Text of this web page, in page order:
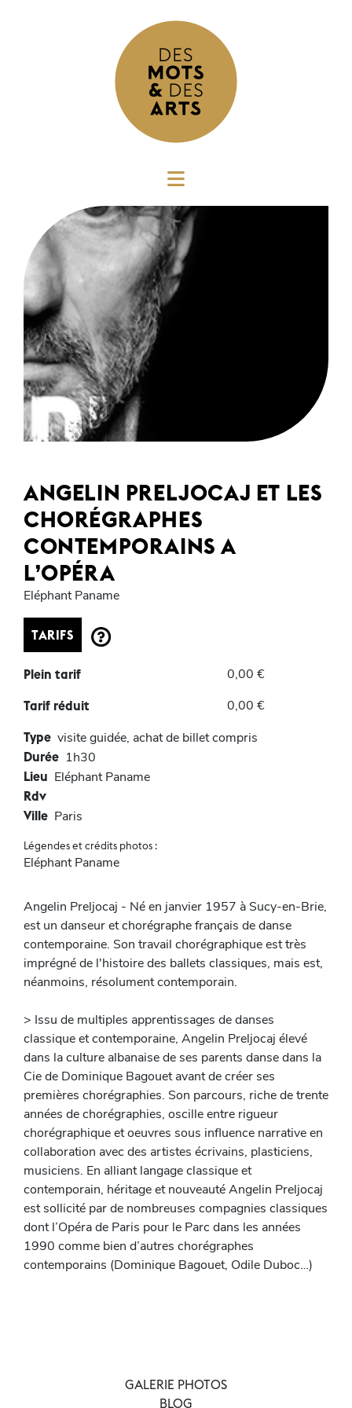
ANGELIN PRELJOCAJ ET LES
CHORÉGRAPHES
CONTEMPORAINS A
L’OPÉRA
Eléphant Paname
TARIFS
Plein tarif 0,00 €
Tarif réduit 0,00 €
Type visite guidée, achat de billet compris
Durée 1h30
Lieu Eléphant Paname
Rdv
Ville Paris
Légendes et crédits photos :
Eléphant Paname
Angelin Preljocaj - Né en janvier 1957 à Sucy-en-Brie,
est un danseur et chorégraphe français de danse
contemporaine. Son travail chorégraphique est très
imprégné de l'histoire des ballets classiques, mais est,
néanmoins, résolument contemporain.
> Issu de multiples apprentissages de danses
classique et contemporaine, Angelin Preljocaj élevé
dans la culture albanaise de ses parents danse dans la
Cie de Dominique Bagouet avant de créer ses
premières chorégraphies. Son parcours, riche de trente
années de chorégraphies, oscille entre rigueur
chorégraphique et oeuvres sous influence narrative en
collaboration avec des artistes écrivains, plasticiens,
musiciens. En alliant langage classique et
contemporain, héritage et nouveauté Angelin Preljocaj
est sollicité par de nombreuses compagnies classiques
dont l’Opéra de Paris pour le Parc dans les années
1990 comme bien d’autres chorégraphes
contemporains (Dominique Bagouet, Odile Duboc…)
GALERIE PHOTOS
BLOG